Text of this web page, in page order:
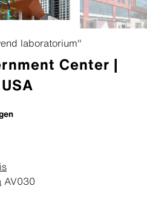
laboratorium"
Center |
AV030